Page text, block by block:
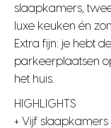
slaapkamers,
luxe keuken én
Extra fijn: je hebt
parkeerplaatsen
het huis.
HIGHLIGHTS
+ Vijf